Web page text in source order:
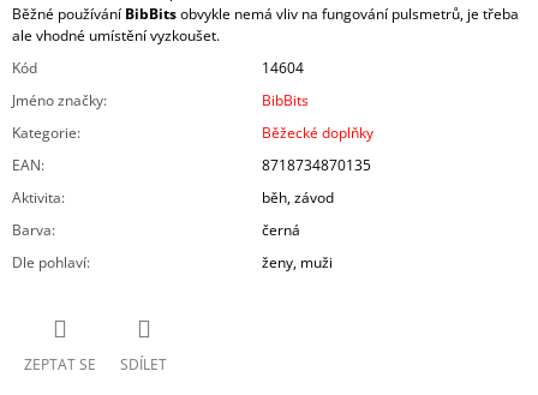
Běžné používání BibBitsobvykle nemá vliv na fungování pulsmetrů, je třeba
ale vhodné umístění vyzkoušet.
Kód
14604
Jméno značky:
BibBits
Kategorie:
Běžecké doplňky
EAN:
8718734870135
Aktivita:
běh, závod
Barva:
černá
Dle pohlaví: ženy, muži
ZEPTAT SE SDÍLET